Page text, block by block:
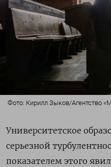
Фото: Кирилл Зыков/Агентство
Университетское
серьезной
показателем этого